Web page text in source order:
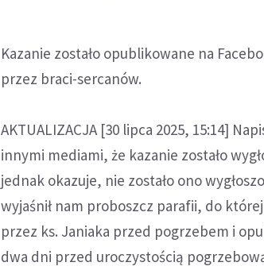
Kazanie zostało opublikowane na
przez braci-sercanów.
AKTUALIZACJA [30 lipca 2025, 15:14]
innymi mediami, że kazanie zostało
jednak okazuje, nie zostało ono
wyjaśnił nam proboszcz parafii, do
przez ks. Janiaka przed pogrzebem i
dwa dni przed uroczystością